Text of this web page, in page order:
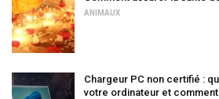
ANIMAUX
Chargeur PC non certifié :
votre ordinateur et